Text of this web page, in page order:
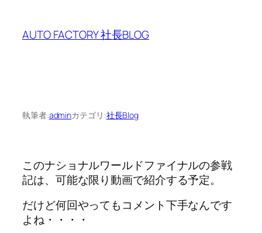
AUTO FACTORY 社長BLOG
執筆者:adminカテゴリ:社長Blog
このナショナルワールドファイナルの参戦
記は、可能な限り動画で紹介する予定。
だけど何回やってもコメント下手なんです
よね・・・・